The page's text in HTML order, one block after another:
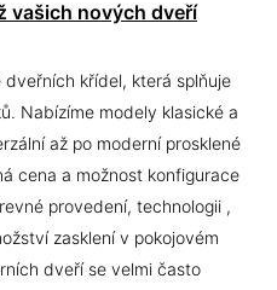
vašich nových dveří
dveřních křídel, která splňuje
Nabízíme modely klasické a
až po moderní prosklené
cena a možnost konfigurace
provedení, technologii ,
zasklení v pokojovém
dveří se velmi často